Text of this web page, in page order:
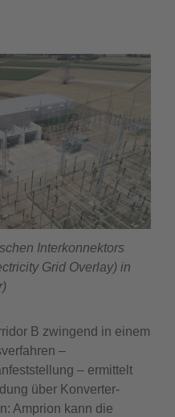
Interkonnektors
Grid Overlay) in
B zwingend in einem
–
– ermittelt
über Konverter-
Amprion kann die